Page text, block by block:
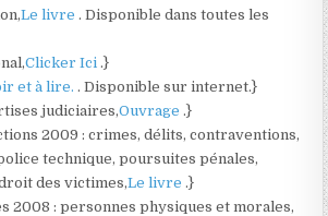
Le livre. Disponible dans toutes les
Clicker Ici.}
et à lire.. Disponible sur internet.}
judiciaires,Ouvrage.}
2009 : crimes, délits, contraventions,
technique, poursuites pénales,
des victimes,Le livre.}
2008 : personnes physiques et morales,